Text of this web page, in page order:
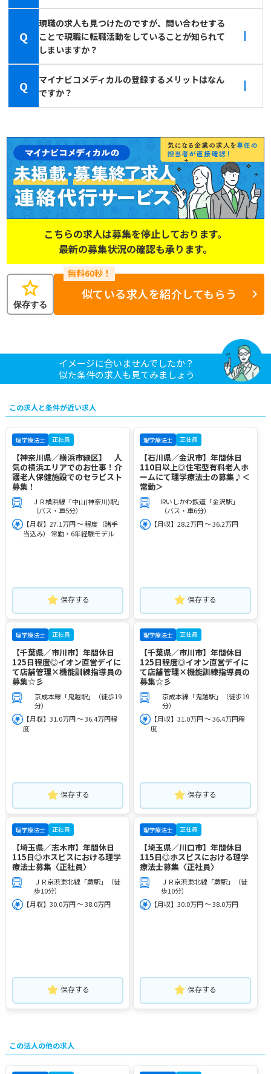
Q
現職の求人も見つけたのですが、問い合わせする
ことで現職に転職活動をしていることが知られて
しまいますか？
Q
マイナビコメディカルの登録するメリットはなん
ですか？
こちらの求人は募集を停止しております。
最新の募集状況の確認も承ります。
star
保存する
似ている求人を紹介してもらう
イメージに合いませんでしたか？
似た条件の求人も見てみましょう
この求人と条件が近い求人
理学療法士 正社員
【神奈川県／横浜市緑区】 人
気の横浜エリアでのお仕事！介
護老人保健施設でのセラピスト
募集！
ＪＲ横浜線「中山(神奈川)駅」
（バス・車5分）
【月収】27.1万円 ～ 程度（諸手
当込み） 常勤・6年経験モデル
保存する
理学療法士 正社員
【石川県／金沢市】年間休日
110日以上◎住宅型有料老人ホ
ームにて理学療法士の募集♪＜
常勤＞
IRいしかわ鉄道「金沢駅」
（バス・車6分）
【月収】28.2万円 ～ 36.2万円
保存する
理学療法士 正社員
【千葉県／市川市】年間休日
125日程度◎イオン直営デイに
て店舗管理×機能訓練指導員の
募集☆彡
京成本線「鬼越駅」（徒歩19
分）
【月収】31.0万円 ～ 36.4万円程
度
保存する
理学療法士 正社員
【千葉県／市川市】年間休日
125日程度◎イオン直営デイに
て店舗管理×機能訓練指導員の
募集☆彡
京成本線「鬼越駅」（徒歩19
分）
【月収】31.0万円 ～ 36.4万円程
度
保存する
理学療法士 正社員
【埼玉県／志木市】年間休日
115日◎ホスピスにおける理学
療法士募集〈正社員〉
ＪＲ京浜東北線「蕨駅」（徒
歩10分）
【月収】30.0万円 ～ 38.0万円
保存する
理学療法士 正社員
【埼玉県／川口市】年間休日
115日◎ホスピスにおける理学
療法士募集〈正社員〉
ＪＲ京浜東北線「蕨駅」（徒
歩10分）
【月収】30.0万円 ～ 38.0万円
保存する
この法人の他の求人